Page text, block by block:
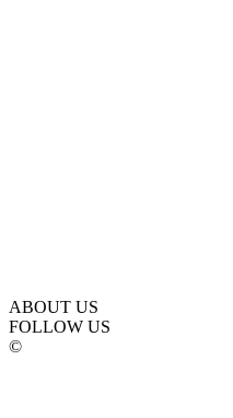
ABOUT US
FOLLOW US
©